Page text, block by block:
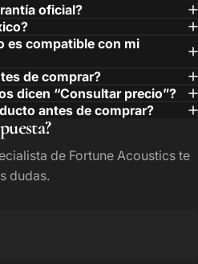
oficial?
es compatible con mi
de comprar?
dicen “Consultar precio”?
antes de comprar?
de Fortune Acoustics te
dudas.